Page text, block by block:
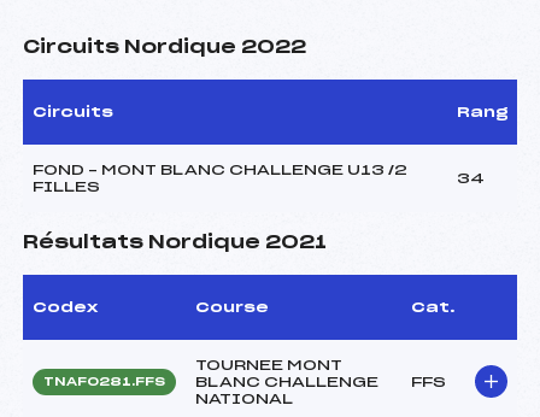
Circuits Nordique 2022
Circuits Rang
FOND – MONT BLANC CHALLENGE U13 /2
FILLES
34
Résultats Nordique 2021
Codex Course Cat.
TNAF0281.FFS
TOURNEE MONT
BLANC CHALLENGE
NATIONAL
FFS